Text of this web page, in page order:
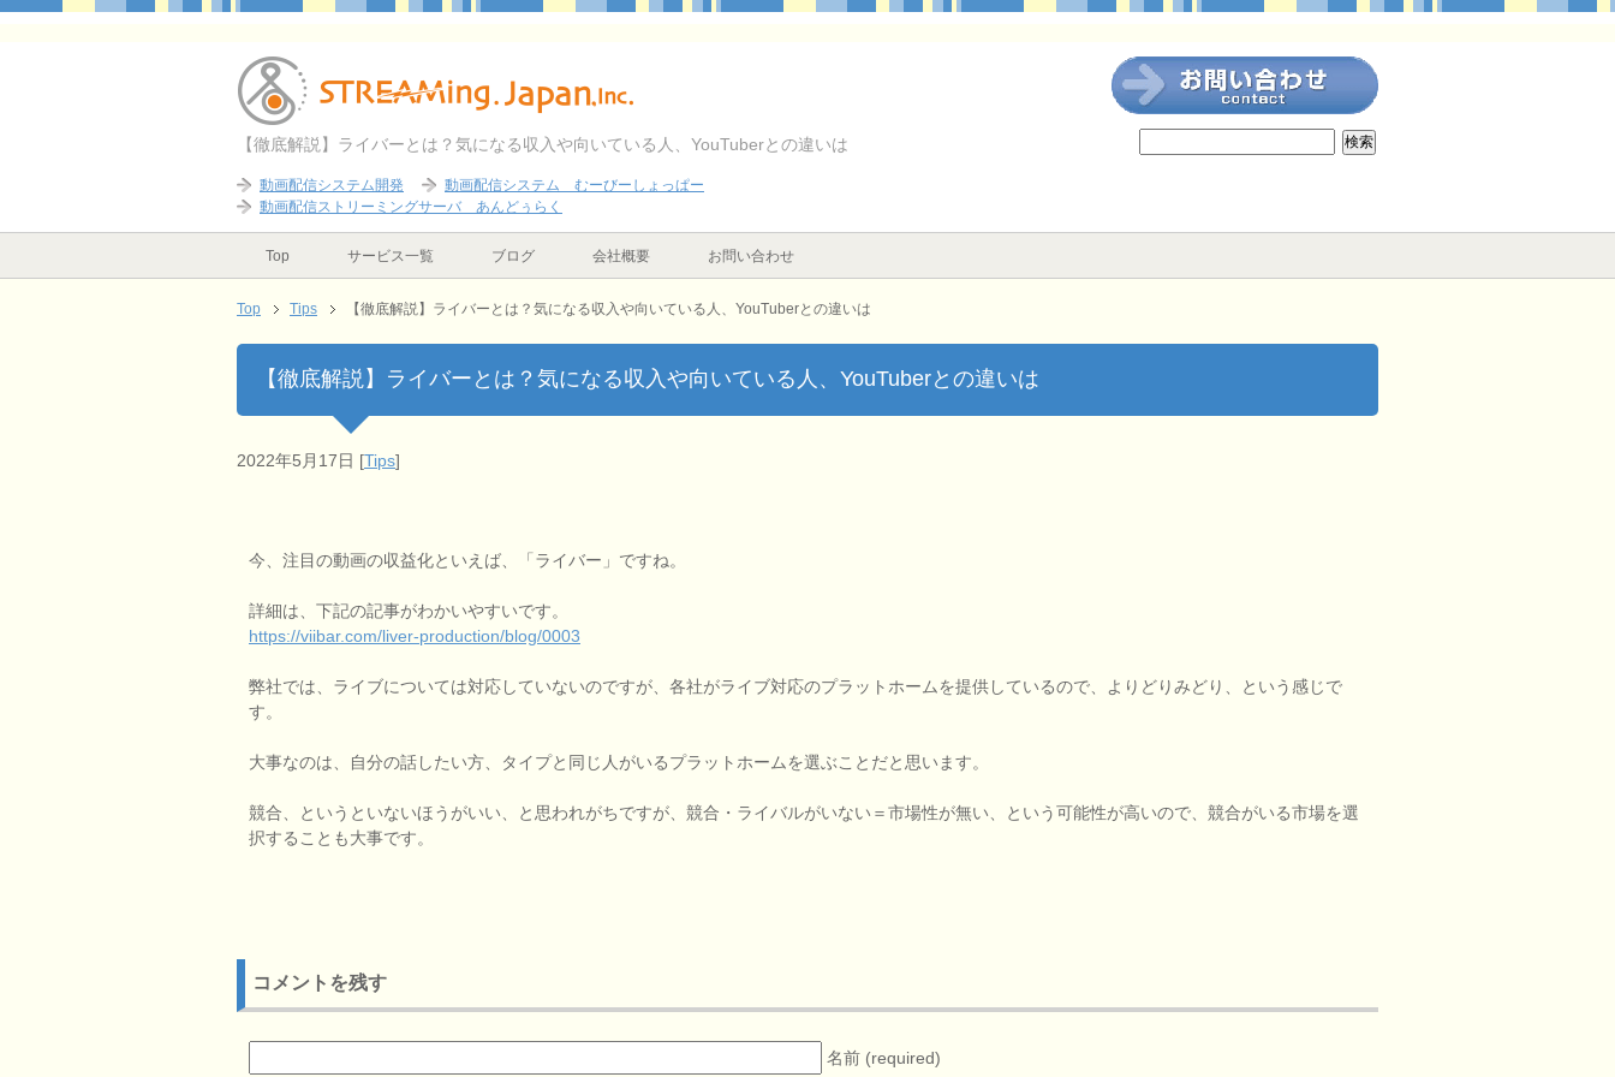
【徹底解説】ライバーとは？気になる収入や向いている人、YouTuberとの違いは
動画配信システム開発
動画配信システム むーびーしょっぱー
動画配信ストリーミングサーバ あんどぅらく
Top サービス一覧 ブログ 会社概要 お問い合わせ
Top Tips 【徹底解説】ライバーとは？気になる収入や向いている人、YouTuberとの違いは
【徹底解説】ライバーとは？気になる収入や向いている人、YouTuberとの違いは
2022年5月17日 [Tips]
今、注目の動画の収益化といえば、「ライバー」ですね。
詳細は、下記の記事がわかいやすいです。
https://viibar.com/liver-production/blog/0003
弊社では、ライブについては対応していないのですが、各社がライブ対応のプラットホームを提供しているので、よりどりみどり、という感じで
す。
大事なのは、自分の話したい方、タイプと同じ人がいるプラットホームを選ぶことだと思います。
競合、というといないほうがいい、と思われがちですが、競合・ライバルがいない＝市場性が無い、という可能性が高いので、競合がいる市場を選
択することも大事です。
コメントを残す
名前 (required)